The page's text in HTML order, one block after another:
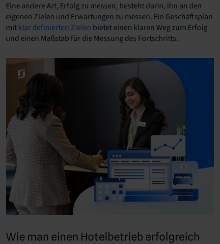
Eine andere Art, Erfolg zu messen, besteht darin, ihn an den
eigenen Zielen und Erwartungen zu messen. Ein Geschäftsplan
mitklar definierten Zielen bietet einen klaren Weg zum Erfolg
und einen Maßstab für die Messung des Fortschritts.
Wie man einen Hotelbetrieb erfolgreich